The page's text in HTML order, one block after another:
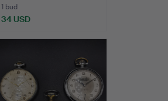
1 bud
34 USD